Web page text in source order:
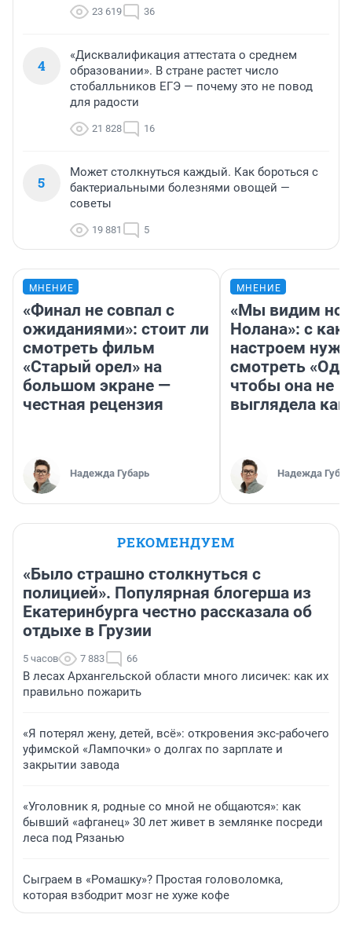
23 619 36
4
«Дисквалификация аттестата о среднем
образовании». В стране растет число
стобалльников ЕГЭ — почему это не повод
для радости
21 828 16
5
Может столкнуться каждый. Как бороться с
бактериальными болезнями овощей —
советы
19 881 5
МНЕНИЕ
«Финал не совпал с
ожиданиями»: стоит ли
смотреть фильм
«Старый орел» на
большом экране —
честная рецензия
Надежда Губарь
МНЕНИЕ
«Мы видим
Нолана»: с
настроем
смотреть
чтобы она не
выглядела как
Надежда
РЕКОМЕНДУЕМ
«Было страшно столкнуться с
полицией». Популярная блогерша из
Екатеринбурга честно рассказала об
отдыхе в Грузии
5 часов 7 883 66
В лесах Архангельской области много лисичек: как их
правильно пожарить
«Я потерял жену, детей, всё»: откровения экс-рабочего
уфимской «Лампочки» о долгах по зарплате и
закрытии завода
«Уголовник я, родные со мной не общаются»: как
бывший «афганец» 30 лет живет в землянке посреди
леса под Рязанью
Сыграем в «Ромашку»? Простая головоломка,
которая взбодрит мозг не хуже кофе